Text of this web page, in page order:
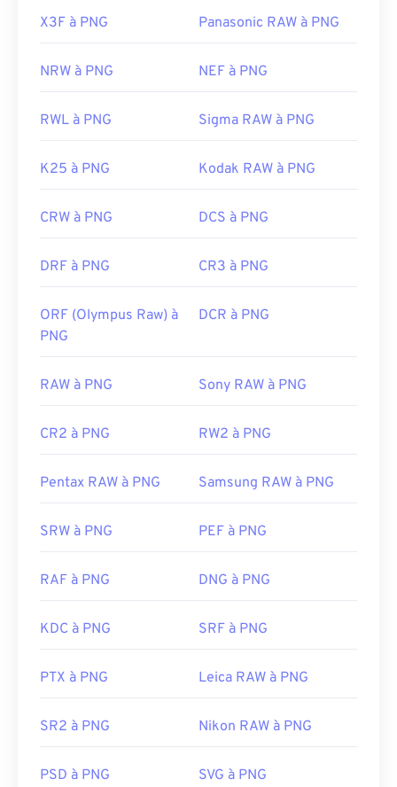
X3F à PNG Panasonic RAW à PNG
NRW à PNG NEF à PNG
RWL à PNG Sigma RAW à PNG
K25 à PNG Kodak RAW à PNG
CRW à PNG DCS à PNG
DRF à PNG CR3 à PNG
ORF (Olympus Raw) à
PNG
DCR à PNG
RAW à PNG Sony RAW à PNG
CR2 à PNG RW2 à PNG
Pentax RAW à PNG Samsung RAW à PNG
SRW à PNG PEF à PNG
RAF à PNG DNG à PNG
KDC à PNG SRF à PNG
PTX à PNG Leica RAW à PNG
SR2 à PNG Nikon RAW à PNG
PSD à PNG SVG à PNG